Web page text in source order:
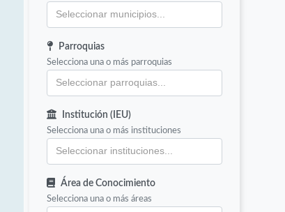
Parroquias
Selecciona una o más parroquias
Institución (IEU)
Selecciona una o más instituciones
Área de Conocimiento
Selecciona una o más áreas